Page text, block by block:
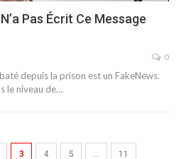
Pas Écrit Ce Message
0
depuis la prison est un FakeNews.
le niveau de…
3 4 5 11